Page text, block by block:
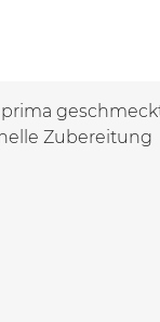
prima
Zubereitung